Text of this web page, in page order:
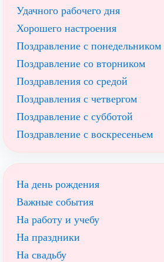
Удачного рабочего дня
Хорошего настроения
Поздравление с понедельником
Поздравление со вторником
Поздравления со средой
Поздравления с четвергом
Поздравление с субботой
Поздравление с воскресеньем
На день рождения
Важные события
На работу и учебу
На праздники
На свадьбу